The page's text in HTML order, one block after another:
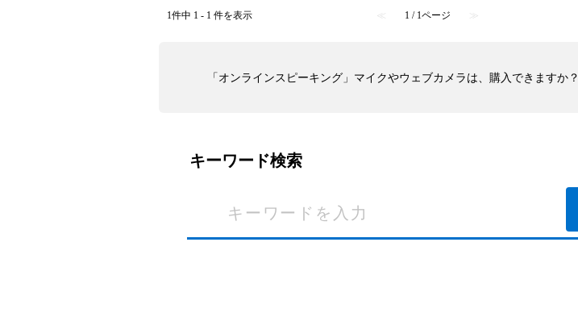
1件中 1 - 1 件を表示 ≪ 1 / 1ページ ≫
「オンラインスピーキング」マイクやウェブカメラは、購入できますか？
キーワード検索